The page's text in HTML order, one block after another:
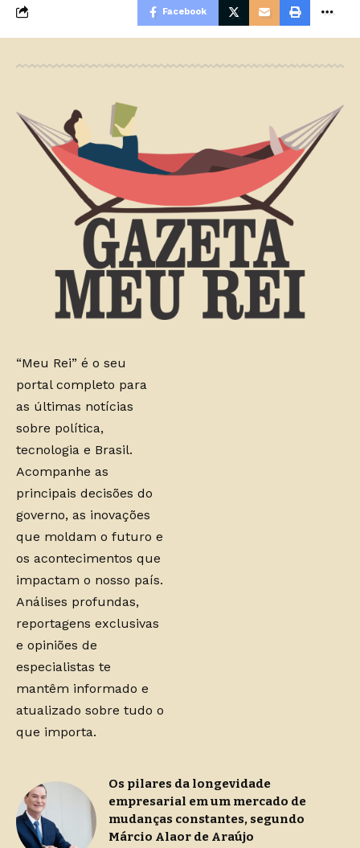
Facebook
“Meu Rei” é o seu
portal completo para
as últimas notícias
sobre política,
tecnologia e Brasil.
Acompanhe as
principais decisões do
governo, as inovações
que moldam o futuro e
os acontecimentos que
impactam o nosso país.
Análises profundas,
reportagens exclusivas
e opiniões de
especialistas te
mantêm informado e
atualizado sobre tudo o
que importa.
Os pilares da longevidade
empresarial em um mercado de
mudanças constantes, segundo
Márcio Alaor de Araújo